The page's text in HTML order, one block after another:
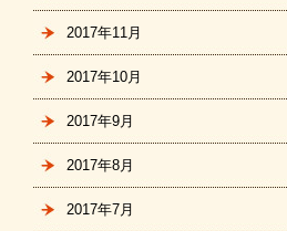
2017年11月
2017年10月
2017年9月
2017年8月
2017年7月